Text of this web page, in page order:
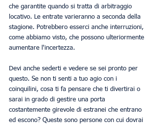
che garantite quando si tratta di arbitraggio
locativo. Le entrate varieranno a seconda della
stagione. Potrebbero esserci anche interruzioni,
come abbiamo visto, che possono ulteriormente
aumentare l'incertezza.
Devi anche sederti e vedere se sei pronto per
questo. Se non ti senti a tuo agio con i
coinquilini, cosa ti fa pensare che ti divertirai o
sarai in grado di gestire una porta
costantemente girevole di estranei che entrano
ed escono? Queste sono persone con cui dovrai